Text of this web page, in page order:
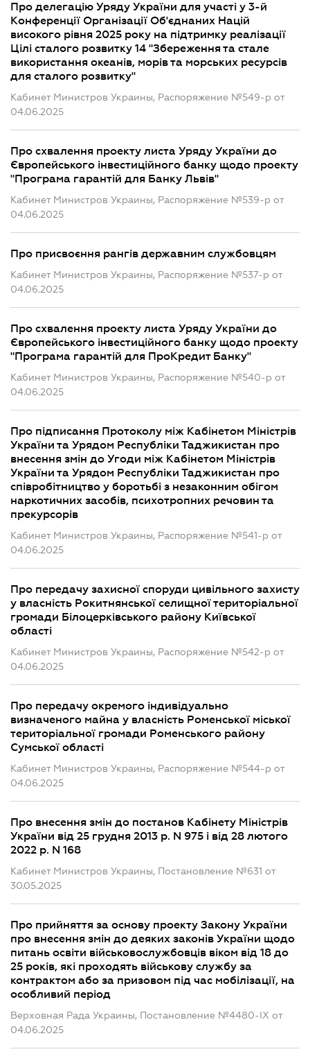
Про делегацію Уряду України для участі у 3-й
Конференції Організації Об'єднаних Націй
високого рівня 2025 року на підтримку реалізації
Цілі сталого розвитку 14 "Збереження та стале
використання океанів, морів та морських ресурсів
для сталого розвитку"
Кабинет Министров Украины, Распоряжение №549-р от
04.06.2025
Про схвалення проекту листа Уряду України до
Європейського інвестиційного банку щодо проекту
"Програма гарантій для Банку Львів"
Кабинет Министров Украины, Распоряжение №539-р от
04.06.2025
Про присвоєння рангів державним службовцям
Кабинет Министров Украины, Распоряжение №537-р от
04.06.2025
Про схвалення проекту листа Уряду України до
Європейського інвестиційного банку щодо проекту
"Програма гарантій для ПроКредит Банку"
Кабинет Министров Украины, Распоряжение №540-р от
04.06.2025
Про підписання Протоколу між Кабінетом Міністрів
України та Урядом Республіки Таджикистан про
внесення змін до Угоди між Кабінетом Міністрів
України та Урядом Республіки Таджикистан про
співробітництво у боротьбі з незаконним обігом
наркотичних засобів, психотропних речовин та
прекурсорів
Кабинет Министров Украины, Распоряжение №541-р от
04.06.2025
Про передачу захисної споруди цивільного захисту
у власність Рокитнянської селищної територіальної
громади Білоцерківського району Київської
області
Кабинет Министров Украины, Распоряжение №542-р от
04.06.2025
Про передачу окремого індивідуально
визначеного майна у власність Роменської міської
територіальної громади Роменського району
Сумської області
Кабинет Министров Украины, Распоряжение №544-р от
04.06.2025
Про внесення змін до постанов Кабінету Міністрів
України від 25 грудня 2013 р. N 975 і від 28 лютого
2022 р. N 168
Кабинет Министров Украины, Постановление №631 от
30.05.2025
Про прийняття за основу проекту Закону України
про внесення змін до деяких законів України щодо
питань освіти військовослужбовців віком від 18 до
25 років, які проходять військову службу за
контрактом або за призовом під час мобілізації, на
особливий період
Верховная Рада Украины, Постановление №4480-IX от
04.06.2025